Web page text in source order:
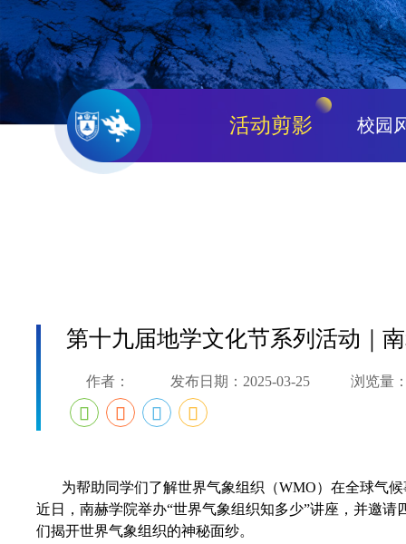
活动剪影 校园
第十九届地学文化节系列活动｜
作者： 发布日期：2025-03-25 浏览量
为帮助同学们了解世界气象组织（WMO）在全球气
近日，南赫学院举办“世界气象组织知多少”讲座，并邀
们揭开世界气象组织的神秘面纱。